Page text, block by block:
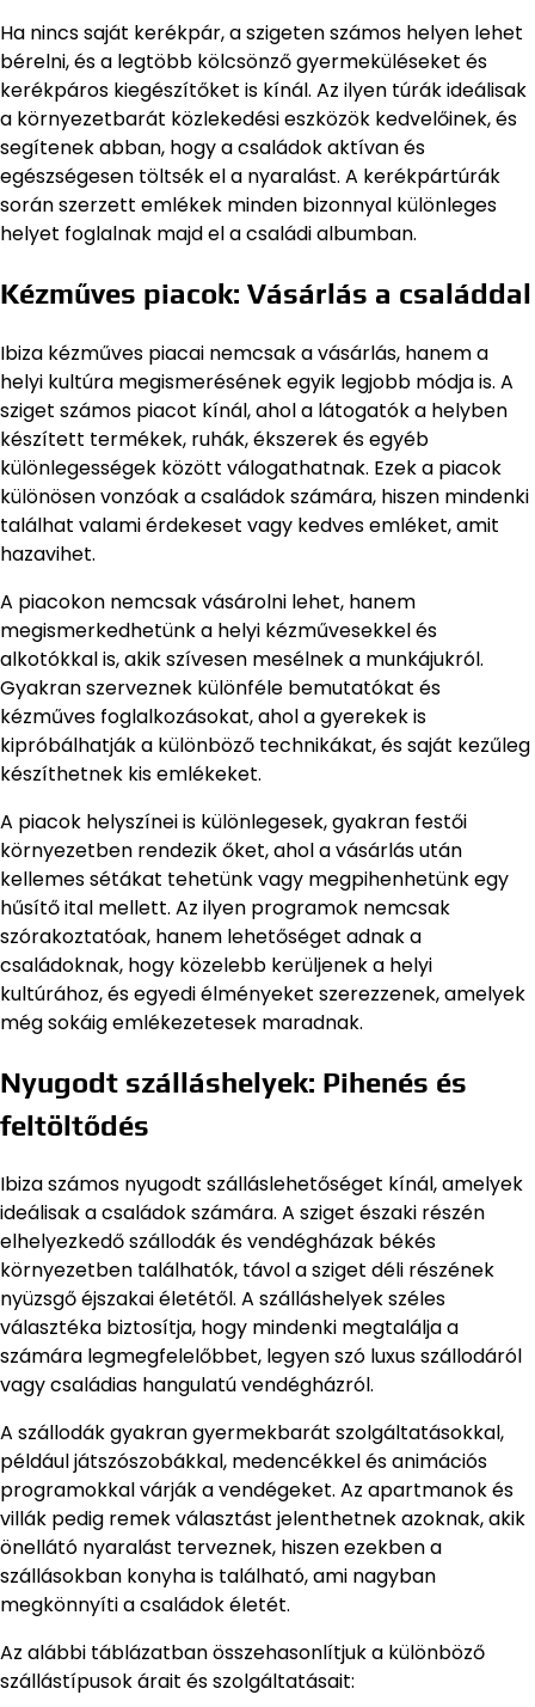
Ha nincs saját kerékpár, a szigeten számos helyen lehet
bérelni, és a legtöbb kölcsönző gyermeküléseket és
kerékpáros kiegészítőket is kínál. Az ilyen túrák ideálisak
a környezetbarát közlekedési eszközök kedvelőinek, és
segítenek abban, hogy a családok aktívan és
egészségesen töltsék el a nyaralást. A kerékpártúrák
során szerzett emlékek minden bizonnyal különleges
helyet foglalnak majd el a családi albumban.
Kézműves piacok: Vásárlás a családdal
Ibiza kézműves piacai nemcsak a vásárlás, hanem a
helyi kultúra megismerésének egyik legjobb módja is. A
sziget számos piacot kínál, ahol a látogatók a helyben
készített termékek, ruhák, ékszerek és egyéb
különlegességek között válogathatnak. Ezek a piacok
különösen vonzóak a családok számára, hiszen mindenki
találhat valami érdekeset vagy kedves emléket, amit
hazavihet.
A piacokon nemcsak vásárolni lehet, hanem
megismerkedhetünk a helyi kézművesekkel és
alkotókkal is, akik szívesen mesélnek a munkájukról.
Gyakran szerveznek különféle bemutatókat és
kézműves foglalkozásokat, ahol a gyerekek is
kipróbálhatják a különböző technikákat, és saját kezűleg
készíthetnek kis emlékeket.
A piacok helyszínei is különlegesek, gyakran festői
környezetben rendezik őket, ahol a vásárlás után
kellemes sétákat tehetünk vagy megpihenhetünk egy
hűsítő ital mellett. Az ilyen programok nemcsak
szórakoztatóak, hanem lehetőséget adnak a
családoknak, hogy közelebb kerüljenek a helyi
kultúrához, és egyedi élményeket szerezzenek, amelyek
még sokáig emlékezetesek maradnak.
Nyugodt szálláshelyek: Pihenés és
feltöltődés
Ibiza számos nyugodt szálláslehetőséget kínál, amelyek
ideálisak a családok számára. A sziget északi részén
elhelyezkedő szállodák és vendégházak békés
környezetben találhatók, távol a sziget déli részének
nyüzsgő éjszakai életétől. A szálláshelyek széles
választéka biztosítja, hogy mindenki megtalálja a
számára legmegfelelőbbet, legyen szó luxus szállodáról
vagy családias hangulatú vendégházról.
A szállodák gyakran gyermekbarát szolgáltatásokkal,
például játszószobákkal, medencékkel és animációs
programokkal várják a vendégeket. Az apartmanok és
villák pedig remek választást jelenthetnek azoknak, akik
önellátó nyaralást terveznek, hiszen ezekben a
szállásokban konyha is található, ami nagyban
megkönnyíti a családok életét.
Az alábbi táblázatban összehasonlítjuk a különböző
szállástípusok árait és szolgáltatásait: